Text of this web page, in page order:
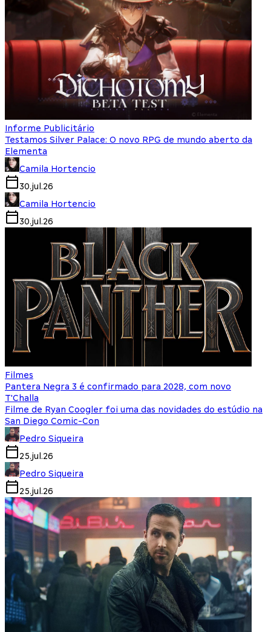
Informe Publicitário
Testamos Silver Palace: O novo RPG de mundo aberto da
Elementa
Camila Hortencio
30.jul.26
Camila Hortencio
30.jul.26
Filmes
Pantera Negra 3 é confirmado para 2028, com novo
T'Challa
Filme de Ryan Coogler foi uma das novidades do estúdio na
San Diego Comic-Con
Pedro Siqueira
25.jul.26
Pedro Siqueira
25.jul.26